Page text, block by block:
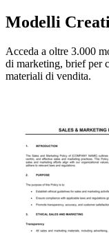
Modelli
Acceda a oltre 3.000
di marketing, brief per
materiali di vendita.